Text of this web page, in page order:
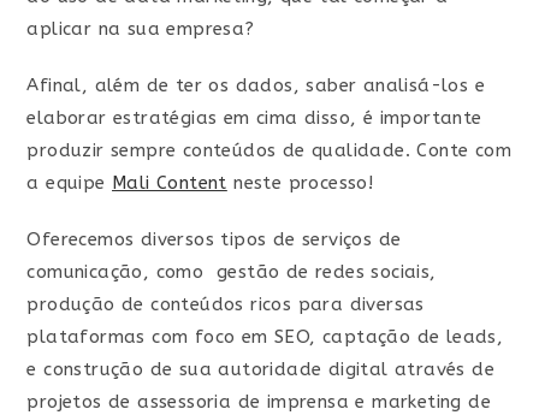
aplicar na sua empresa?
Afinal, além de ter os dados, saber analisá-los e
elaborar estratégias em cima disso, é importante
produzir sempre conteúdos de qualidade. Conte com
a equipe Mali Content neste processo!
Oferecemos diversos tipos de serviços de
comunicação, como gestão de redes sociais,
produção de conteúdos ricos para diversas
plataformas com foco em SEO, captação de leads,
e construção de sua autoridade digital através de
projetos de assessoria de imprensa e marketing de